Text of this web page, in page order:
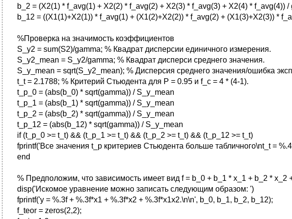
b_2 = (X2(1) * f_avg(1) + X2(2) * f_avg(2) + X2(3) * f_avg(3) + X2(4) * f_avg(4)) /
b_12 = ((X1(1)+X2(1)) * f_avg(1) + (X1(2)+X2(2)) * f_avg(2) + (X1(3)+X2(3)) *
%Проверка на значимость коэффициентов
S_y2 = sum(S2)/gamma; % Квадрат дисперсии единичного измерения.
S_y2_mean = S_y2/gamma; % Квадрат дисперси среднего значения.
S_y_mean = sqrt(S_y2_mean); % Дисперсия среднего значения/ошибка
t_t = 2.1788; % Критерий Стьюдента для P = 0.95 и f_c = 4 * (4-1).
t_p_0 = (abs(b_0) * sqrt(gamma)) / S_y_mean
t_p_1 = (abs(b_1) * sqrt(gamma)) / S_y_mean
t_p_2 = (abs(b_2) * sqrt(gamma)) / S_y_mean
t_p_12 = (abs(b_12) * sqrt(gamma)) / S_y_mean
if (t_p_0 >= t_t) && (t_p_1 >= t_t) && (t_p_2 >= t_t) && (t_p_12 >= t_t)
fprintf('Все значения t_p критериев Стьюдента больше табличного\nt_t =
end
% Предположим, что зависимость имеет вид f = b_0 + b_1 * x_1 + b_2 * x_2
disp('Искомое уравнение можно записать следующим образом: ')
fprintf('y = %.3f + %.3f*x1 + %.3f*x2 + %.3f*x1x2.\n\n', b_0, b_1, b_2, b_12);
f_teor = zeros(2,2);